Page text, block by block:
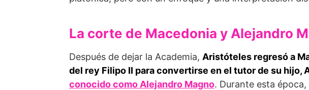
La corte de Macedonia y Alejandro
Después de dejar la Academia, Aristóteles regresó a
del rey Filipo II para convertirse en el tutor de su hijo,
conocido como Alejandro Magno. Durante esta